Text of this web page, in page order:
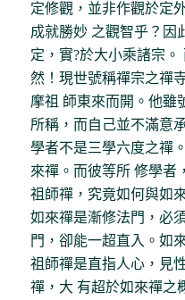
定修觀，並非作觀於定
成就勝妙 之觀智乎？因
定，實?於大小乘諸宗
然！現世號稱禪宗之禪
摩祖 師東來而開。他雖
所稱，而自己並不滿意
學者不是三學六度之禪
來禪。而彼等所 修學者
祖師禪，究竟如何與如
如來禪是漸修法門，必
門，卻能一超直入。如
祖師禪是直指人心，見
禪，大 有超於如來禪之